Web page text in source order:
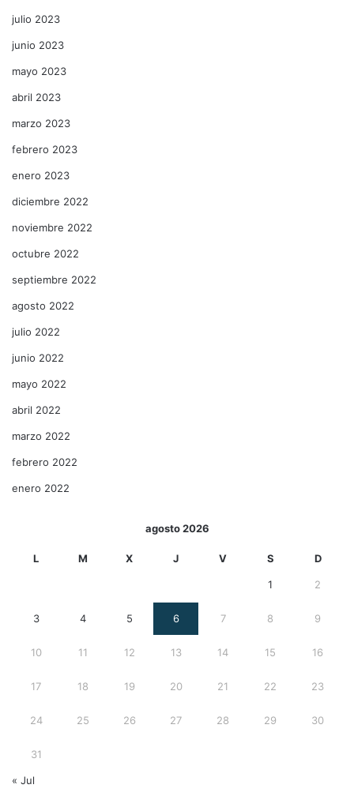
julio 2023
junio 2023
mayo 2023
abril 2023
marzo 2023
febrero 2023
enero 2023
diciembre 2022
noviembre 2022
octubre 2022
septiembre 2022
agosto 2022
julio 2022
junio 2022
mayo 2022
abril 2022
marzo 2022
febrero 2022
enero 2022
agosto 2026
L M X J V S D
1 2
3 4 5 6 7 8 9
10 11 12 13 14 15 16
17 18 19 20 21 22 23
24 25 26 27 28 29 30
31
« Jul